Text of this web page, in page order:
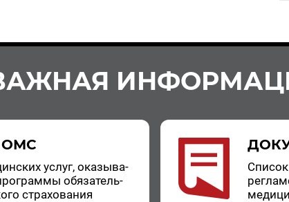
ОМС
услуг, ока­зы­ва­
обя­за­тель­
стра­хо­ва­ния